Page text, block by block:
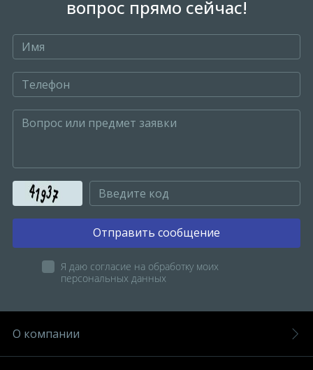
вопрос прямо сейчас!
Отправить сообщение
Я даю согласие на обработку моих
персональных данных
О компании